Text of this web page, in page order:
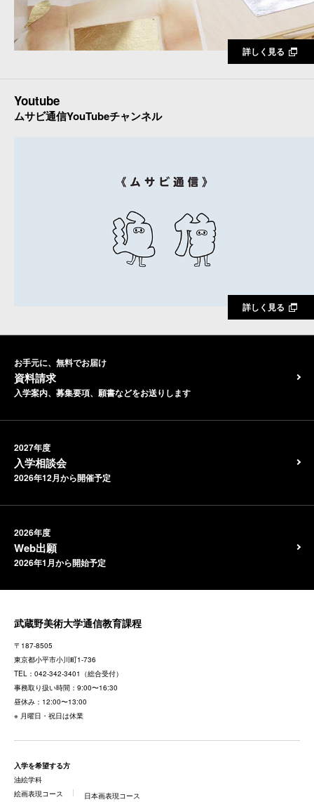
詳しく見る
Youtube
ムサビ通信YouTubeチャンネル
詳しく見る
お手元に、無料でお届け
資料請求
入学案内、募集要項、願書などをお送りします
2027年度
入学相談会
2026年12月から開催予定
2026年度
Web出願
2026年1月から開始予定
武蔵野美術大学通信教育課程
〒187-8505
東京都小平市小川町1-736
TEL： 042-342-3401 （総合受付）
事務取り扱い時間：9:00〜16:30
昼休み：12:00〜13:00
※ 月曜日・祝日は休業
入学を希望する方
油絵学科
絵画表現コース
日本画表現コース